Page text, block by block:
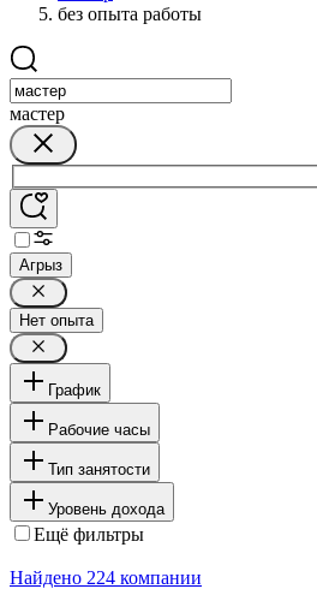
без опыта работы
мастер
Агрыз
Нет опыта
График
Рабочие часы
Тип занятости
Уровень дохода
Ещё фильтры
Найдено 224 компании